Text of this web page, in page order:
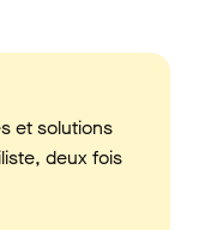
et solutions
deux fois